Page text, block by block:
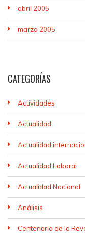
abril 2005
marzo 2005
CATEGORÍAS
Actividades
Actualidad
Actualidad
Actualidad Laboral
Actualidad Nacional
Análisis
Centenario de la